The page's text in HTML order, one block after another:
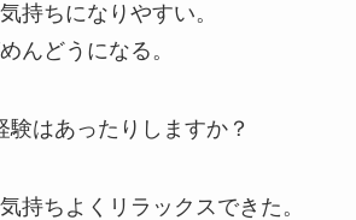
持ちになりやすい。
んどうになる。
験はあったりしますか？
持ちよくリラックスできた。